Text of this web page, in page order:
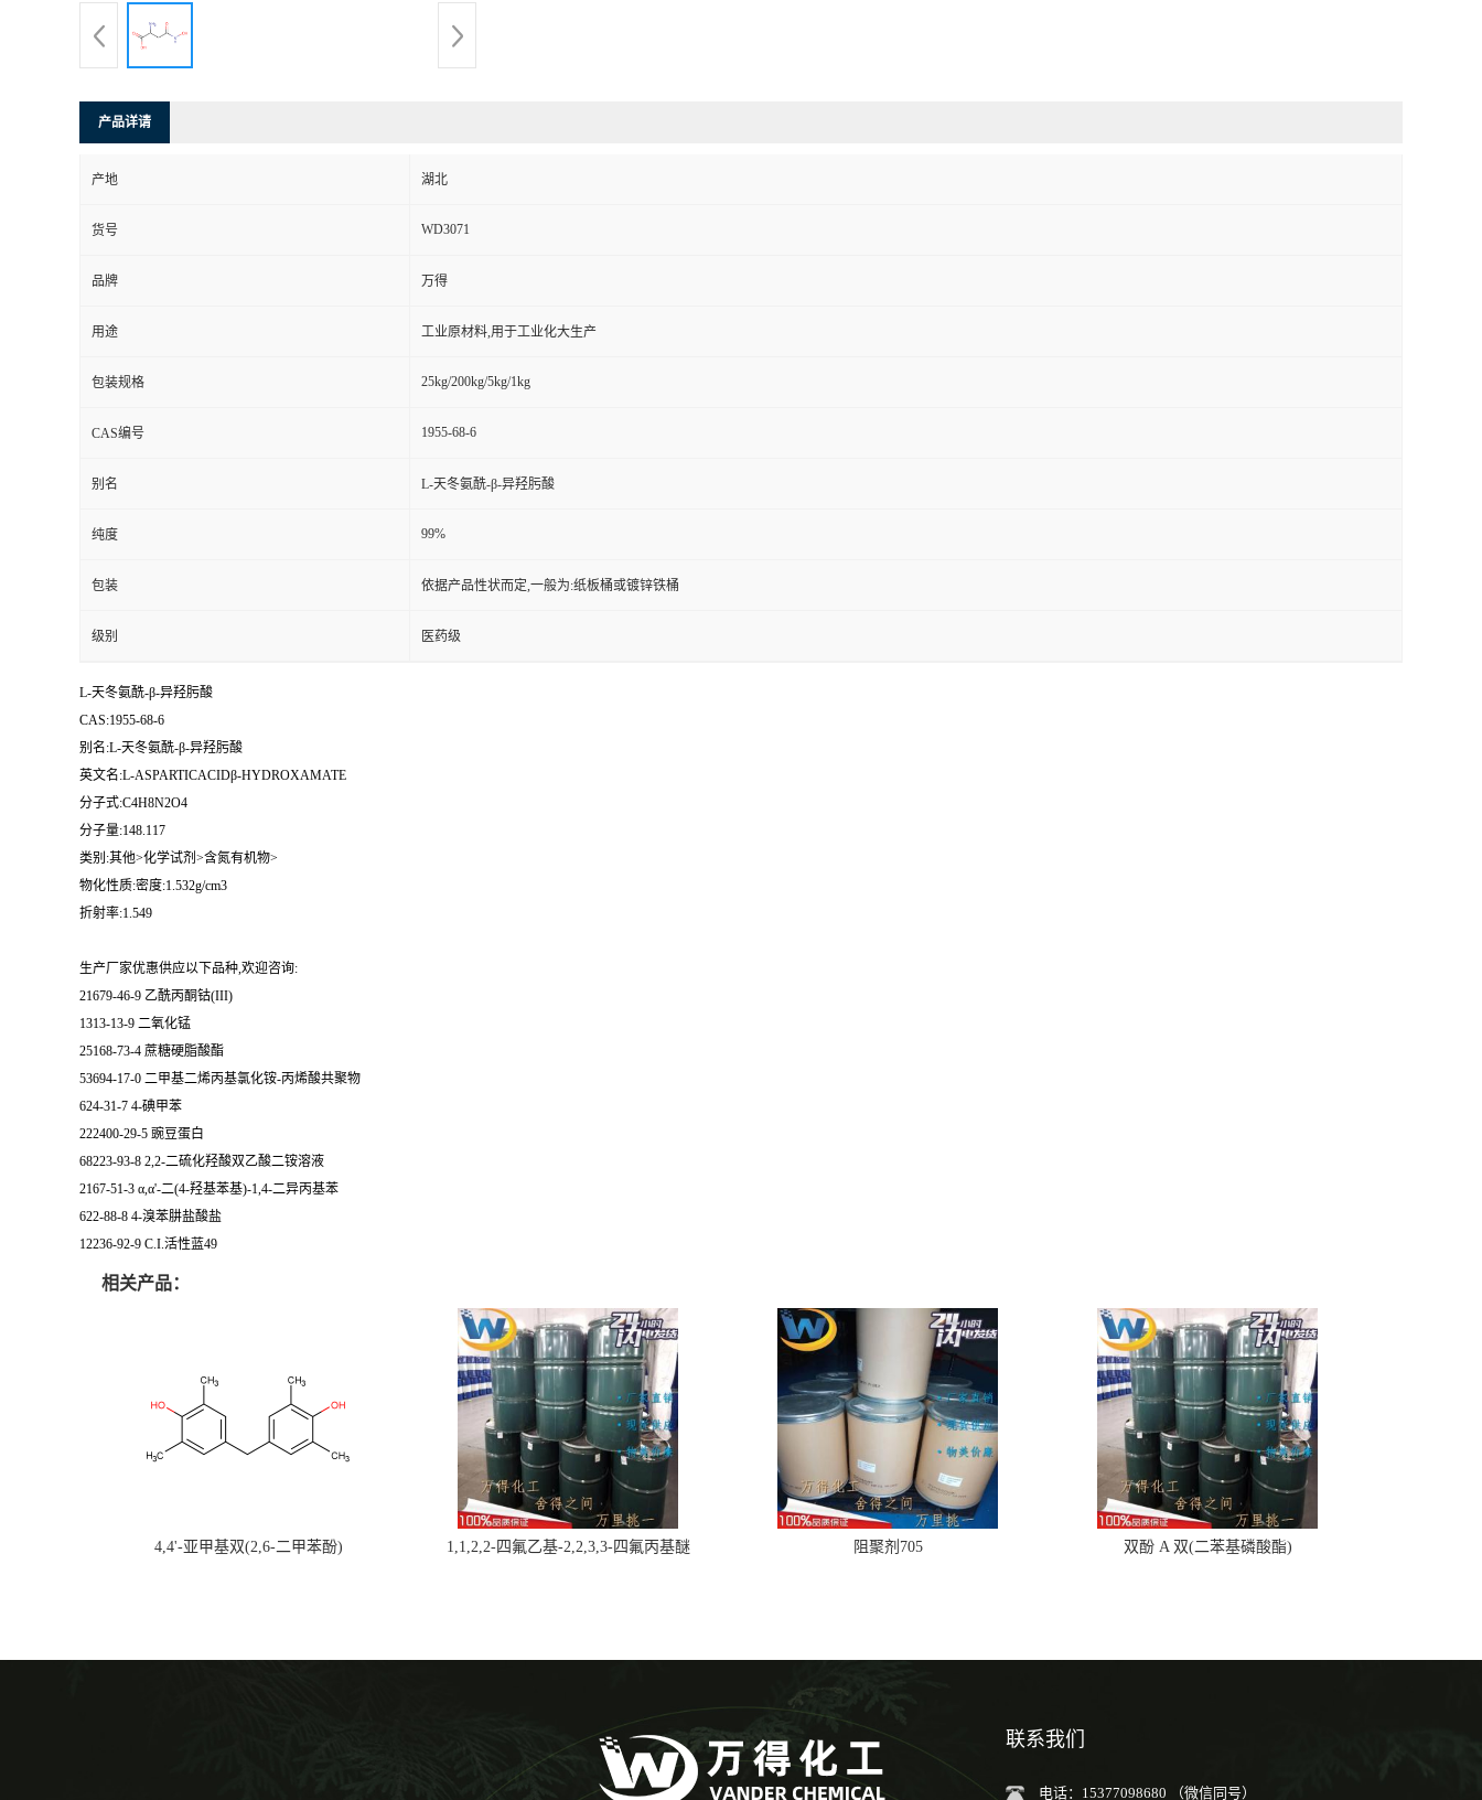
产品详请
产地 湖北
货号 WD3071
品牌 万得
用途 工业原材料,用于工业化大生产
包装规格 25kg/200kg/5kg/1kg
CAS编号 1955-68-6
别名 L-天冬氨酰-β-异羟肟酸
纯度 99%
包装 依据产品性状而定,一般为:纸板桶或镀锌铁桶
级别 医药级
L-天冬氨酰-β-异羟肟酸
CAS:1955-68-6
别名:L-天冬氨酰-β-异羟肟酸
英文名:L-ASPARTICACIDβ-HYDROXAMATE
分子式:C4H8N2O4
分子量:148.117
类别:其他>化学试剂>含氮有机物>
物化性质:密度:1.532g/cm3
折射率:1.549
生产厂家优惠供应以下品种,欢迎咨询:
21679-46-9 乙酰丙酮钴(III)
1313-13-9 二氧化锰
25168-73-4 蔗糖硬脂酸酯
53694-17-0 二甲基二烯丙基氯化铵-丙烯酸共聚物
624-31-7 4-碘甲苯
222400-29-5 豌豆蛋白
68223-93-8 2,2-二硫化羟酸双乙酸二铵溶液
2167-51-3 α,α'-二(4-羟基苯基)-1,4-二异丙基苯
622-88-8 4-溴苯肼盐酸盐
12236-92-9 C.I.活性蓝49
相关产品：
4,4'-亚甲基双(2,6-二甲苯酚) 1,1,2,2-四氟乙基-2,2,3,3-四氟丙基醚 阻聚剂705 双酚 A 双(二苯基磷酸酯)
联系我们
电话：15377098680 （微信同号）